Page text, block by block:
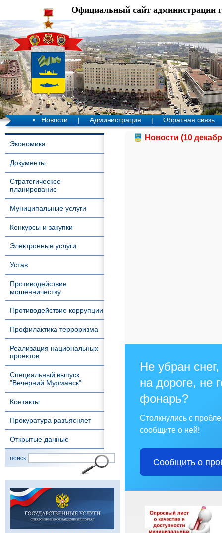
Официальный сайт администрации
Новости | Администрация | Обратная связь
Экономика
Документы
Стратегическое
планирование
Муниципальные услуги
Конкурсы и закупки
Электронные услуги
Устав
Противодействие
мошенничеству
Противодействие коррупции
Профилактика терроризма
Реализация национальных
проектов
Специальный выпуск
"Вечерний Мурманск"
Контакты
Прокуратура разъясняет
Открытые данные
поиск
Новости (10
Не убран
на дороге, не
фонарь?
Столкнулись с
сообщите о ней!
Сообщить о